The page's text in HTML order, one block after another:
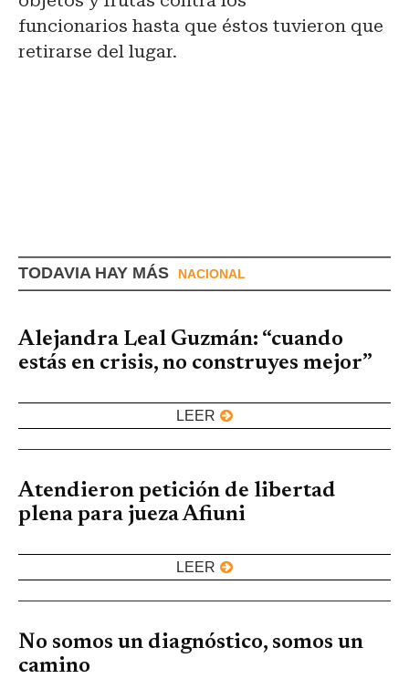
funcionarios hasta que éstos tuvieron que
retirarse del lugar.
TODAVIA HAY MÁS NACIONAL
Alejandra Leal Guzmán: “cuando
estás en crisis, no construyes mejor”
LEER
Atendieron petición de libertad
plena para jueza Afiuni
LEER
No somos un diagnóstico, somos un
camino